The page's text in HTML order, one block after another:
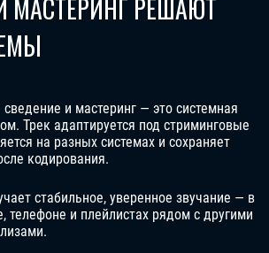
МАСТЕРИНГ РЕШАЮТ
и мастеринг — это системная
Трек адаптируется под стриминговые
на разных системах и сохраняет
кодирования.
стабильное, уверенное звучание — в
телефоне и плейлистах рядом с другими